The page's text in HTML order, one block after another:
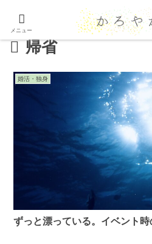
帰省
婚活・独身
ずっと漂っている。イベント時
メニュー